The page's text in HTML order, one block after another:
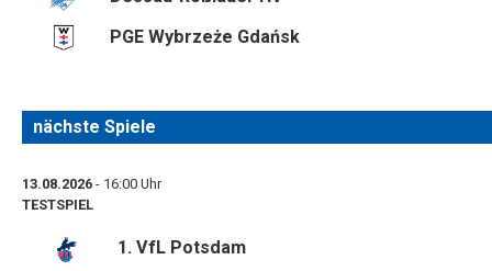
PGE Wybrzeże Gdańsk
nächste Spiele
13.08.2026 - 16:00 Uhr
TESTSPIEL
1. VfL Potsdam